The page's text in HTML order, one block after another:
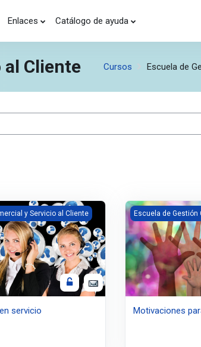
Enlaces Catálogo de ayuda
al Cliente Cursos Escuela de
brindar un buen servicio
y Servicio al Cliente
servicio
Imagen del curso
Escuela de
Motivaciones